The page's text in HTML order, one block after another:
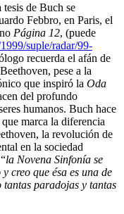
tesis de Buch se
Febbro, en Paris, el
Página 12, (puede
suple/radar/99-
recuerda el afán de
pese a la
que inspiró la Oda
del profundo
humanos. Buch hace
marca la diferencia
la revolución de
en la sociedad
la Novena Sinfonía se
creo que ésa es una de
tantas paradojas y tantas